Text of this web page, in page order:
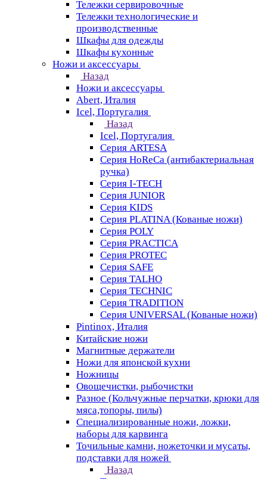
Тележки сервировочные
Тележки технологические и
производственные
Шкафы для одежды
Шкафы кухонные
Ножи и аксессуары
Назад
Ножи и аксессуары
Abert, Италия
Icel, Португалия
Назад
Icel, Португалия
Серия ARTESA
Серия HoReCa (антибактериальная
ручка)
Серия I-TECH
Серия JUNIOR
Серия KIDS
Серия PLATINA (Кованые ножи)
Серия POLY
Серия PRACTICA
Серия PROTEC
Серия SAFE
Серия TALHO
Серия TECHNIC
Серия TRADITION
Серия UNIVERSAL (Кованые ножи)
Pintinox, Италия
Китайские ножи
Магнитные держатели
Ножи для японской кухни
Ножницы
Овощечистки, рыбочистки
Разное (Кольчужные перчатки, крюки для
мяса,топоры, пилы)
Специализированные ножи, ложки,
наборы для карвинга
Точильные камни, ножеточки и мусаты,
подставки для ножей
Назад